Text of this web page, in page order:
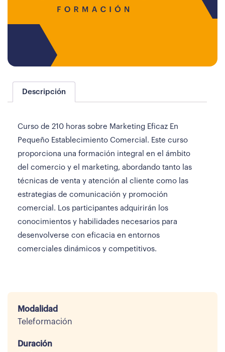
Descripción
Curso de 210 horas sobre Marketing Eficaz En
Pequeño Establecimiento Comercial. Este curso
proporciona una formación integral en el ámbito
del comercio y el marketing, abordando tanto las
técnicas de venta y atención al cliente como las
estrategias de comunicación y promoción
comercial. Los participantes adquirirán los
conocimientos y habilidades necesarios para
desenvolverse con eficacia en entornos
comerciales dinámicos y competitivos.
Modalidad
Teleformación
Duración